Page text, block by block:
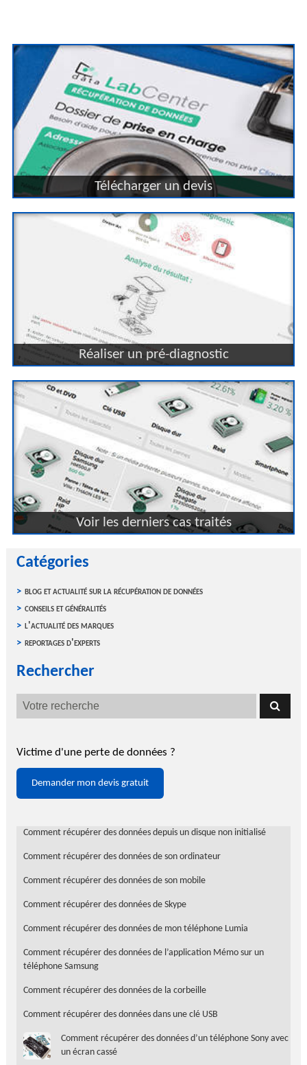
Télécharger un devis
Réaliser un pré-diagnostic
Voir les derniers cas traités
Catégories
blog et actualité sur la récupération de données
conseils et généralités
l'actualité des marques
reportages d'experts
Rechercher
Victime d'une perte de données ?
Demander mon devis gratuit
Comment récupérer des données depuis un disque non initialisé
Comment récupérer des données de son ordinateur
Comment récupérer des données de son mobile
Comment récupérer des données de Skype
Comment récupérer des données de mon téléphone Lumia
Comment récupérer des données de l’application Mémo sur un
téléphone Samsung
Comment récupérer des données de la corbeille
Comment récupérer des données dans une clé USB
Comment récupérer des données d’un téléphone Sony avec
un écran cassé